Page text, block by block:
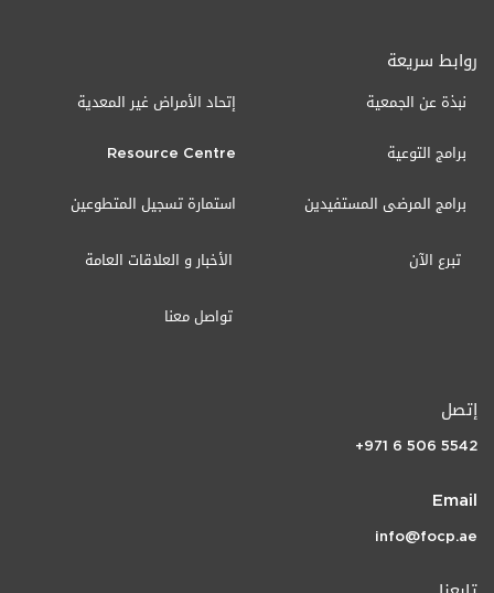
روابط سريعة
نبذة عن الجمعية
برامج التوعية
برامج المرضى المستفيدين
إتحاد الأمراض غير المعدية
Resource Centre
استمارة تسجيل المتطوعين
الأخبار و العلاقات العامة تبرع الآن
تواصل معنا
إتصل
+971 6 506 5542
Email
info@focp.ae